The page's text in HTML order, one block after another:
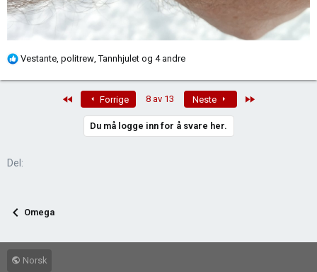
R
n
Vestante politrew ,Tannhjulet og 4 andre
Forrige 8 av 13 Neste
Du må logge inn for å svare her.
Del:
Omega
Norsk